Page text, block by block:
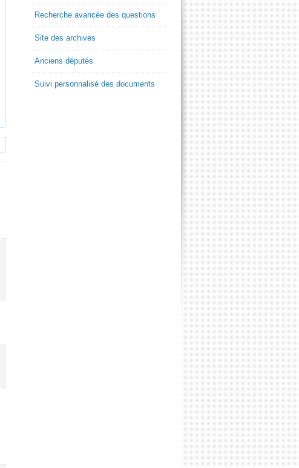
Recherche avancée des questions
Site des archives
Anciens députés
Suivi personnalisé des documents